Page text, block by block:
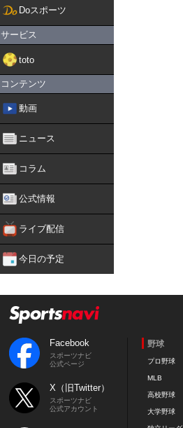
Doスポーツ
サービス
toto
コンテンツ
動画
ニュース
コラム
公式情報
ライブ配信
今日の予定
Facebook
スポーツナビ
公式ページ
X（旧Twitter）
スポーツナビ
公式アカウント
野球
プロ野球
MLB
高校野球
大学野球